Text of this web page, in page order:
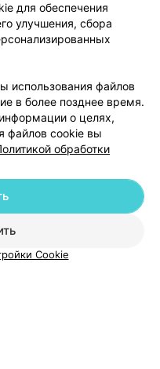
в Минске, всегда
подход ко всем
носит,
по
до двух лет!
ребенок с
как тут и
довольны!
для обеспечения
улучшения, сбора
использования файлов
в более позднее время.
о целях,
файлов cookie вы
обработки
Cookie